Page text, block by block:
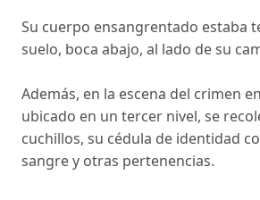
Su cuerpo ensangrentado estaba
suelo, boca abajo, al lado de su
Además, en la escena del crimen
ubicado en un tercer nivel, se
cuchillos, su cédula de identidad
sangre y otras pertenencias.